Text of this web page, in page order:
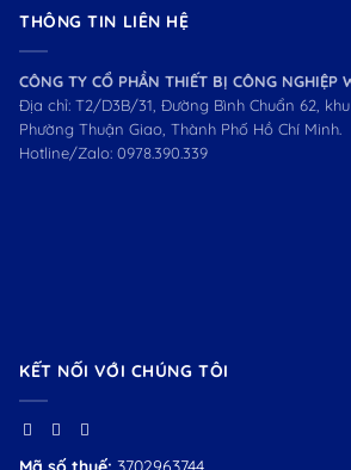
THÔNG TIN LIÊN HỆ
CÔNG TY CỔ PHẦN THIẾT BỊ CÔNG NGHIỆP
Địa chỉ: T2/D3B/31, Đường Bình Chuẩn 62,
Phường Thuận Giao, Thành Phố Hồ Chí Minh.
Hotline/Zalo: 0978.390.339
KẾT NỐI VỚI CHÚNG TÔI